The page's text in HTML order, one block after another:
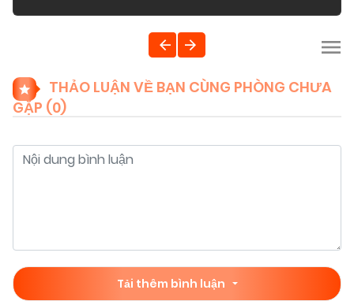
THẢO LUẬN VỀ BẠN CÙNG PHÒNG CHƯA
GẶP (0)
Tải thêm bình luận